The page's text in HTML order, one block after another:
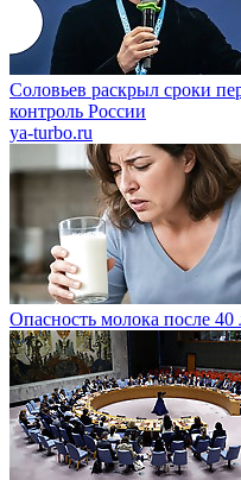
Соловьев раскрыл сроки
контроль России
ya-turbo.ru
Опасность молока после 40